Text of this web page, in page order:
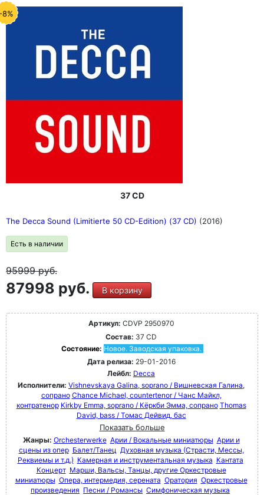
8%
37 CD
The Decca Sound (Limitierte 50 CD-Edition) (37 CD) (2016)
Есть в наличии
95999руб.
87998 руб. В корзину
Артикул: CDVP 2950970
Состав: 37 CD
Состояние: Новое. Заводская упаковка.
Дата релиза: 29-01-2016
Лейбл: Decca
Исполнители: Vishnevskaya Galina, soprano / Вишневская Галина,
сопрано Chance Michael, countertenor / Чанс Майкл,
контратенор Kirkby Emma, soprano / Кёркби Эмма, сопрано Thomas
David, bass / Томас Дейвид, бас
Показать больше
Жанры: Orchesterwerke Арии / Вокальные миниатюры Арии и
сцены из опер Балет/Танец Духовная музыка (Страсти, Мессы,
Реквиемы и т.д.) Камерная и инструментальная музыка Кантата
Концерт Марши, Вальсы, Танцы, другие Оркестровые
миниатюры Опера, интермедия, серената Оратория Оркестровые
произведения Песни / Романсы Симфоническая музыка